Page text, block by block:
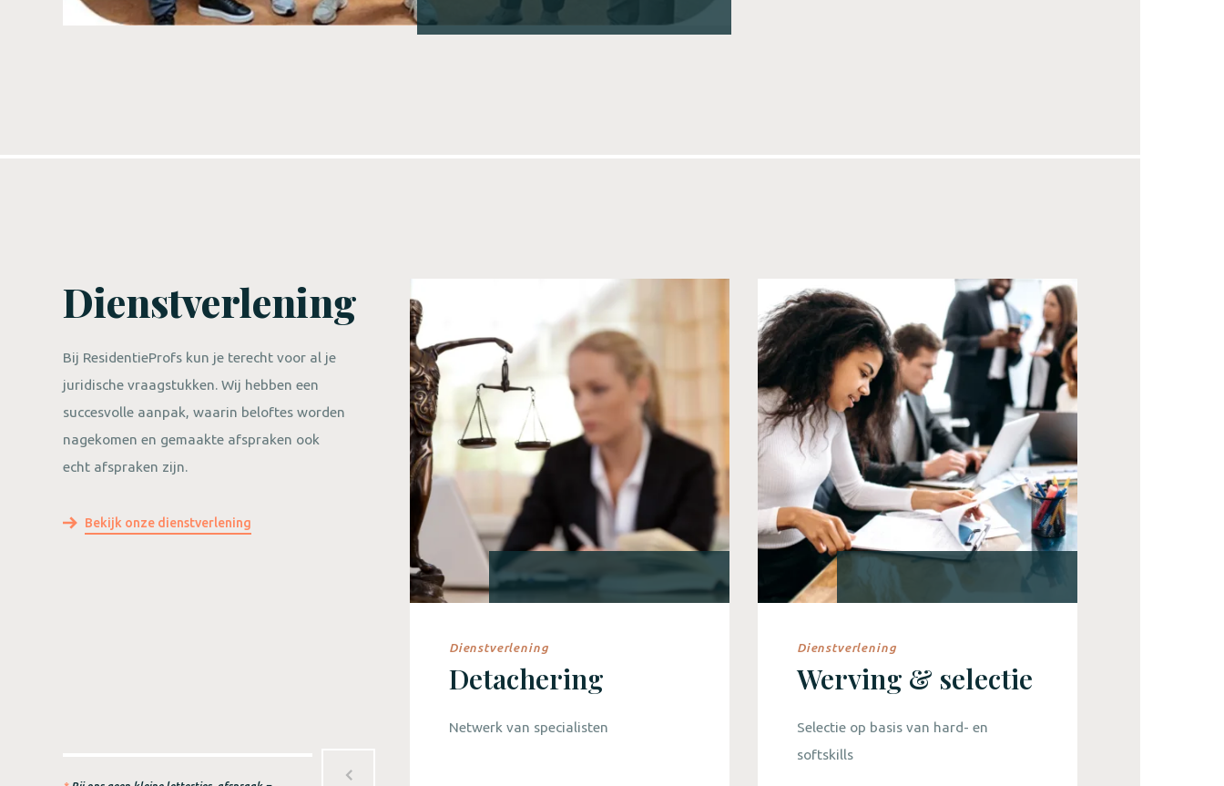
Dienstverlening
Bij ResidentieProfs kun je terecht voor al je
juridische vraagstukken. Wij hebben een
succesvolle aanpak, waarin beloftes worden
nagekomen en gemaakte afspraken ook
echt afspraken zijn.
Bekijk onze dienstverlening
voorzien
Dienstverlening
Detachering
Netwerk van specialisten
Dienstverlening
Werving & selectie
Selectie op basis van hard- en
softskills